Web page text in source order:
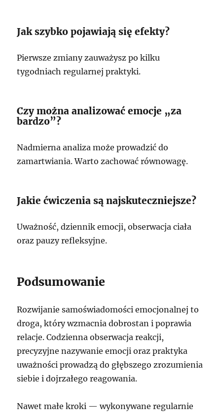
Jak szybko pojawiają się efekty?
Pierwsze zmiany zauważysz po kilku
tygodniach regularnej praktyki.
Czy można analizować emocje „za
bardzo”?
Nadmierna analiza może prowadzić do
zamartwiania. Warto zachować równowagę.
Jakie ćwiczenia są najskuteczniejsze?
Uważność, dziennik emocji, obserwacja ciała
oraz pauzy refleksyjne.
Podsumowanie
Rozwijanie samoświadomości emocjonalnej to
droga, który wzmacnia dobrostan i poprawia
relacje. Codzienna obserwacja reakcji,
precyzyjne nazywanie emocji oraz praktyka
uważności prowadzą do głębszego zrozumienia
siebie i dojrzałego reagowania.
Nawet małe kroki — wykonywane regularnie